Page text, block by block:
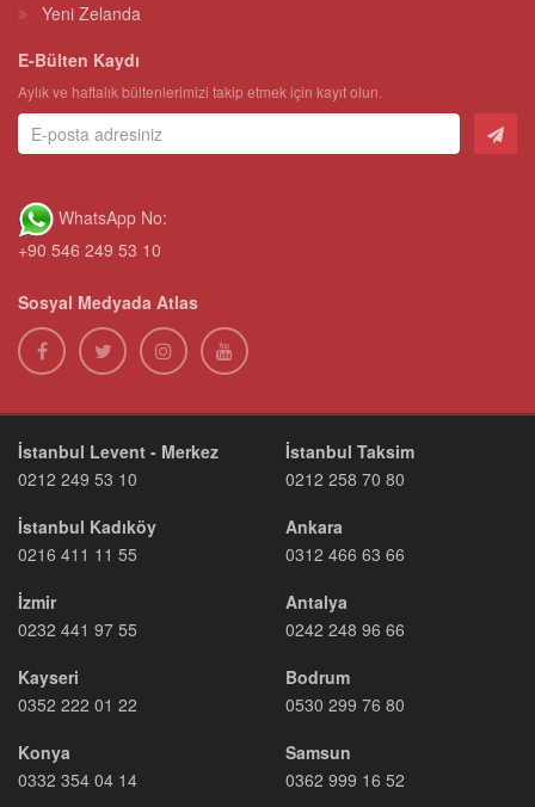
Yeni Zelanda
E-Bülten Kaydı
Aylık ve haftalık bültenlerimizi takip etmek için kayıt olun.
WhatsApp No:
+90 546 249 53 10
Sosyal Medyada Atlas
İstanbul Levent - Merkez
0212 249 53 10
İstanbul Taksim
0212 258 70 80
İstanbul Kadıköy
0216 411 11 55
Ankara
0312 466 63 66
İzmir
0232 441 97 55
Antalya
0242 248 96 66
Kayseri
0352 222 01 22
Bodrum
0530 299 76 80
Konya
0332 354 04 14
Samsun
0362 999 16 52